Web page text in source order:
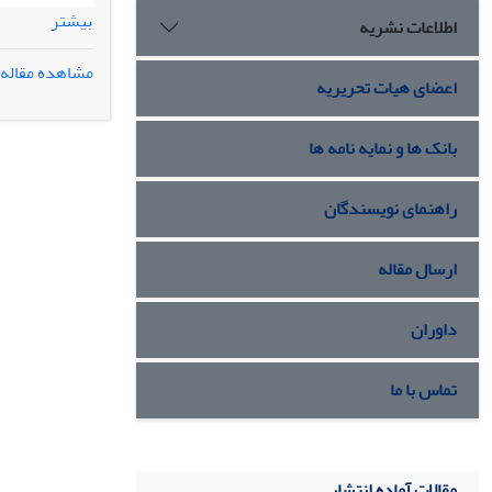
بیشتر
مشاهده مقاله
اطلاعات نشریه
اعضای هیات تحریریه
بانک ها و نمایه نامه ها
راهنمای نویسندگان
ارسال مقاله
داوران
تماس با ما